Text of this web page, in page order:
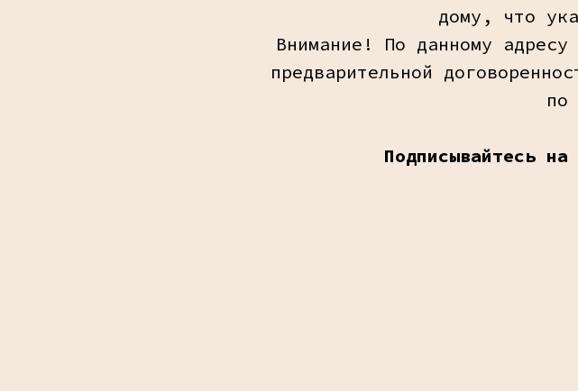
дому, что
Внимание! По данному
предварительной
по
Подписывайтесь